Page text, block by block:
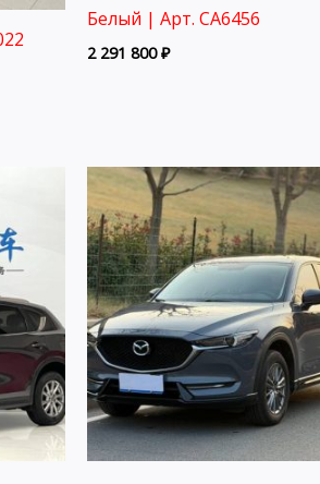
Белый | Арт. CA6456
2 291 800₽